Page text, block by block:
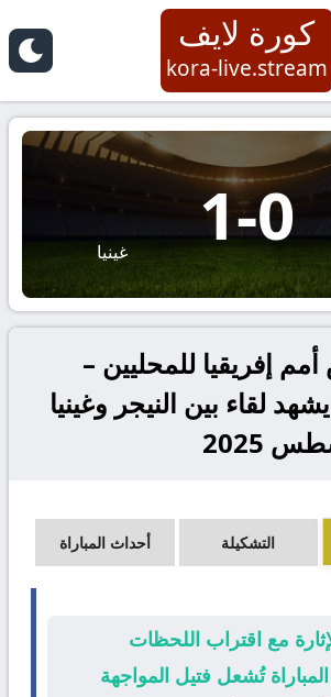
كورة لايف
kora-live.stream
0
-
1 غينيا
إفريقيا للمحليين –
لقاء بين النيجر وغينيا
التشكيلة أحداث المباراة
مع اقتراب اللحظات
تُشعل فتيل المواجهة